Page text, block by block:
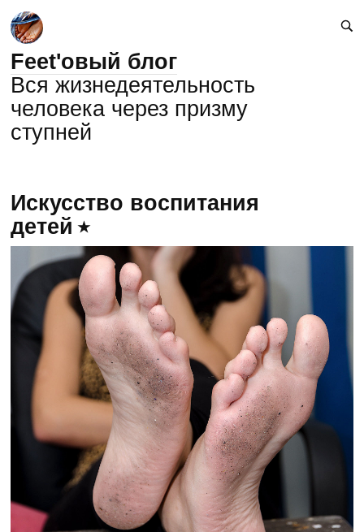
Feet'овый блог
Вся жизнедеятельность
человека через призму
ступней
Искусство воспитания
детей